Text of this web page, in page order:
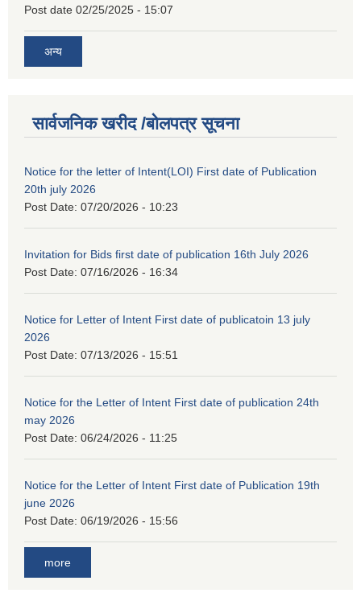
Post date 02/25/2025 - 15:07
अन्य
सार्वजनिक खरीद /बोलपत्र सूचना
Notice for the letter of Intent(LOI) First date of Publication
20th july 2026
Post Date: 07/20/2026 - 10:23
Invitation for Bids first date of publication 16th July 2026
Post Date: 07/16/2026 - 16:34
Notice for Letter of Intent First date of publicatoin 13 july
2026
Post Date: 07/13/2026 - 15:51
Notice for the Letter of Intent First date of publication 24th
may 2026
Post Date: 06/24/2026 - 11:25
Notice for the Letter of Intent First date of Publication 19th
june 2026
Post Date: 06/19/2026 - 15:56
more